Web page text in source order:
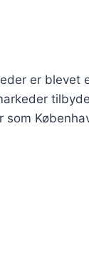
er blevet